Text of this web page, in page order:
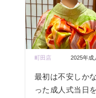
町田店 2025年成
最初は不安しか
った成人式当日